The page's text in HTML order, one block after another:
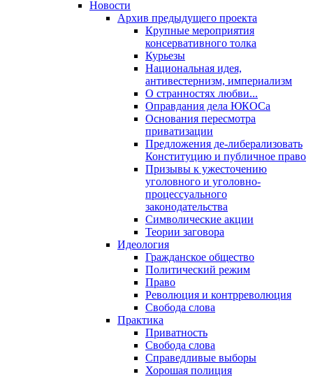
Новости
Архив предыдущего проекта
Крупные мероприятия
консервативного толка
Курьезы
Национальная идея,
антивестернизм, империализм
О странностях любви...
Оправдания дела ЮКОСа
Основания пересмотра
приватизации
Предложения де-либерализовать
Конституцию и публичное право
Призывы к ужесточению
уголовного и уголовно-
процессуального
законодательства
Символические акции
Теории заговора
Идеология
Гражданское общество
Политический режим
Право
Революция и контрреволюция
Свобода слова
Практика
Приватность
Свобода слова
Справедливые выборы
Хорошая полиция